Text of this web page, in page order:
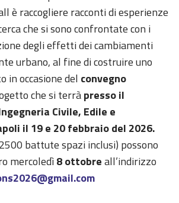
è raccogliere racconti di esperienze
che si sono confrontate con i
degli effetti dei cambiamenti
urbano, al fine di costruire uno
in occasione del convegno
che si terràpresso il
Civile, Edile e
il 19 e 20 febbraio del 2026.
battute spazi inclusi) possono
mercoledì8 ottobreall’indirizzo